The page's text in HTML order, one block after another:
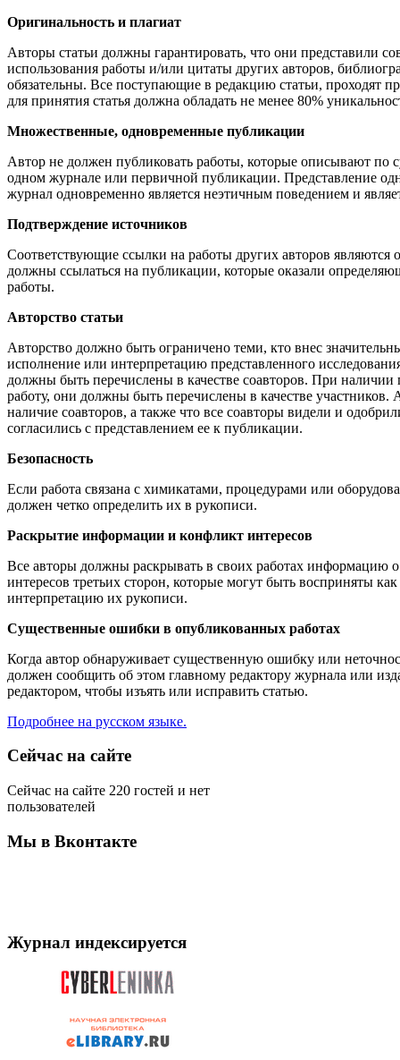
Оригинальность и плагиат
Авторы статьи должны гарантировать, что они представили
использования работы и/или цитаты других авторов,
обязательны. Все поступающие в редакцию статьи, проходят
для принятия статья должна обладать не менее 80%
Множественные, одновременные публикации
Автор не должен публиковать работы, которые описывают по
одном журнале или первичной публикации. Представление
журнал одновременно является неэтичным поведением и
Подтверждение источников
Соответствующие ссылки на работы других авторов являются
должны ссылаться на публикации, которые оказали
работы.
Авторство статьи
Авторство должно быть ограничено теми, кто внес
исполнение или интерпретацию представленного
должны быть перечислены в качестве соавторов. При
работу, они должны быть перечислены в качестве участников.
наличие соавторов, а также что все соавторы видели и
согласились с представлением ее к публикации.
Безопасность
Если работа связана с химикатами, процедурами или
должен четко определить их в рукописи.
Раскрытие информации и конфликт интересов
Все авторы должны раскрывать в своих работах информацию
интересов третьих сторон, которые могут быть восприняты
интерпретацию их рукописи.
Существенные ошибки в опубликованных работах
Когда автор обнаруживает существенную ошибку или
должен сообщить об этом главному редактору журнала или
редактором, чтобы изъять или исправить статью.
Подробнее на русском языке.
Сейчас на сайте
Сейчас на сайте 220 гостей и нет
пользователей
Мы в Вконтакте
Журнал индексируется